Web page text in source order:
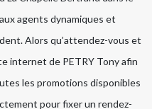
agents dynamiques et
Alors qu’attendez-vous et
internet de PETRY Tony afin
les promotions disponibles
pour fixer un rendez-